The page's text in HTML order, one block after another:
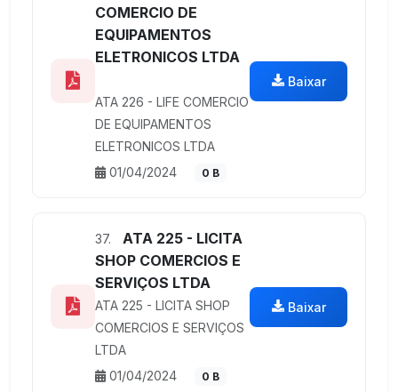
COMERCIO DE
EQUIPAMENTOS
ELETRONICOS LTDA
ATA 226 - LIFE COMERCIO
DE EQUIPAMENTOS
ELETRONICOS LTDA
01/04/2024
0 B
Baixar
37.
ATA 225 - LICITA
SHOP COMERCIOS E
SERVIÇOS LTDA
ATA 225 - LICITA SHOP
COMERCIOS E SERVIÇOS
LTDA
01/04/2024
0 B
Baixar